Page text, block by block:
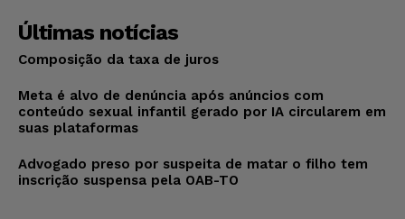
Últimas notícias
Composição da taxa de juros
Meta é alvo de denúncia após anúncios com
conteúdo sexual infantil gerado por IA circularem em
suas plataformas
Advogado preso por suspeita de matar o filho tem
inscrição suspensa pela OAB-TO